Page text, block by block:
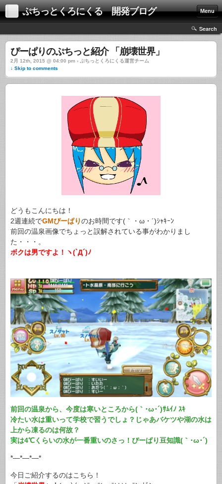
ぷちっとくろにくる 開発ブログ Menu
Search
ぴーぱりのぷちっと紹介 「崩壊世界」
2月 12th, 2015 @ 04:00 pm › ぷちっとくろにくる運営チーム
↓ Skip to comments
どうもこんにちは！
2週連続でGMぴーぱりのお時間です(｀・ω・´)ｼｬｷｰﾝ
前回の温泉画像でちょっと誤解されている事がわかりまし
た・・・。
ボクは男ですよ！ヽ(`Д´)ﾉ
前回の温泉から、今度は寒いところから(｀･ω･´)ｻﾑｲﾉ ｽｷ
冷たい水は重いって学校で習うでしょ？じゃあバケツや湖の水は
上から凍るのは何故？
実は4℃くらいの水が一番重いのさっ！ぴーぱり豆知識(｀･ω･´)
*—*—*—*
今日ご紹介するのはこちら！